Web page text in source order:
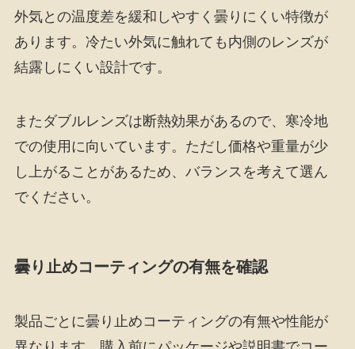
外気との温度差を緩和しやすく曇りにくい特徴が
あります。冷たい外気に触れても内側のレンズが
結露しにくい設計です。
またダブルレンズは断熱効果があるので、寒冷地
での使用に向いています。ただし価格や重量が少
し上がることがあるため、バランスを考えて選ん
でください。
曇り止めコーティングの有無を確認
製品ごとに曇り止めコーティングの有無や性能が